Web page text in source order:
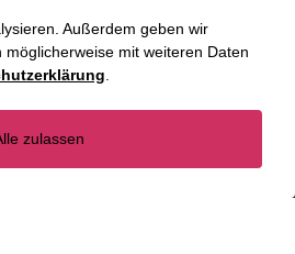
Außerdem geben wir
mit weiteren Daten
zulassen